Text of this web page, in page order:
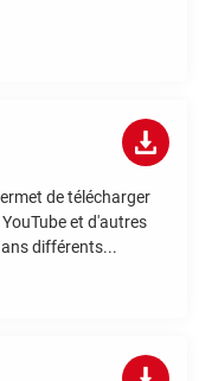
de télécharger
et d'autres
différents...